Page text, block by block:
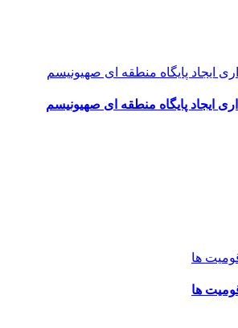
ایجاد پایگاه منطقه ای صهیونیسم
ایجاد پایگاه منطقه ای صهیونیسم
ها
ها